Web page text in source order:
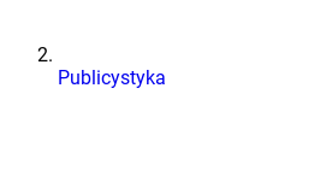
Publicystyka